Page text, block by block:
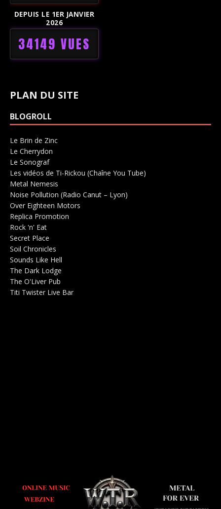
DEPUIS LE 1ER JANVIER
2026
34149 VUES
PLAN DU SITE
BLOGROLL
Le Brin de Zinc
Le Cherrydon
Le SonografSalle de concerts 0
Les vidéos de Ti-Rickou (Chaîne You Tube)
Metal Nemesis
Noise Pollution (Radio Canut – Lyon)
Over Eighteen Motors
Replica Promotion
Rock 'n' Eat
Secret Place
Soil Chronicles
Sounds Like Hell
The Dark Lodge
The O'Liver Pub
Titi Twister Live Bar